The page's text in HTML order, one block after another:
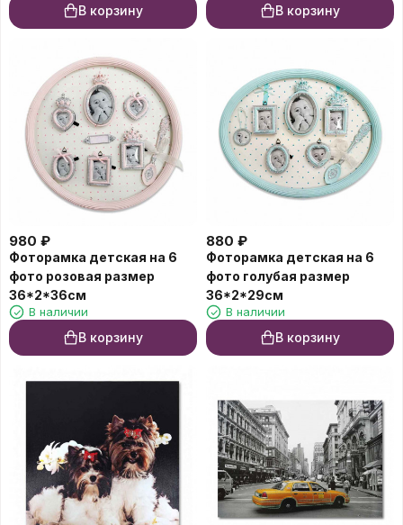
В корзину В корзину
980 ₽
Фоторамка детская на 6
фото розовая размер
36*2*36см
В наличии
В корзину
880 ₽
Фоторамка детская на 6
фото голубая размер
36*2*29см
В наличии
В корзину